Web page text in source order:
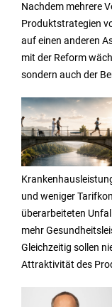
Nachdem mehrere
Produktstrategien
auf einen anderen
mit der Reform
sondern auch der
und weniger
überarbeiteten
mehr
Gleichzeitig sollen
Attraktivität des